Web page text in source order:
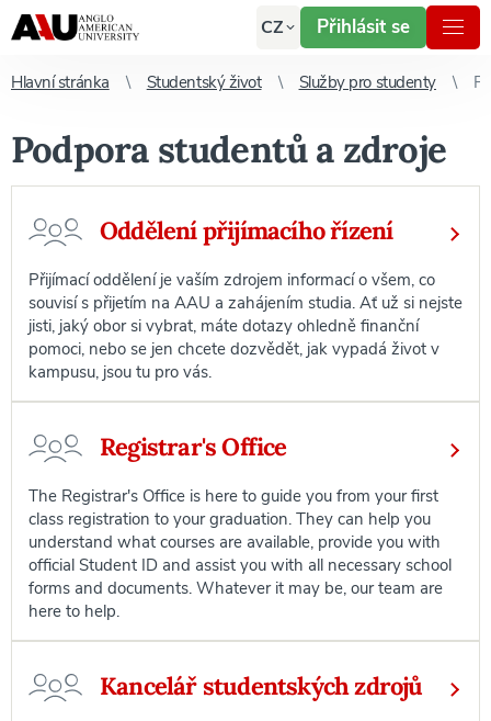
CZ Přihlásit se
Hlavní stránka Studentský život Služby pro studenty Podpora studentů a zdroje
Podpora studentů a zdroje
Oddělení přijímacího řízení
Přijímací oddělení je vaším zdrojem informací o všem, co
souvisí s přijetím na AAU a zahájením studia. Ať už si nejste
jisti, jaký obor si vybrat, máte dotazy ohledně finanční
pomoci, nebo se jen chcete dozvědět, jak vypadá život v
kampusu, jsou tu pro vás.
Registrar's Office
The Registrar's Office is here to guide you from your first
class registration to your graduation. They can help you
understand what courses are available, provide you with
official Student ID and assist you with all necessary school
forms and documents. Whatever it may be, our team are
here to help.
Kancelář studentských zdrojů